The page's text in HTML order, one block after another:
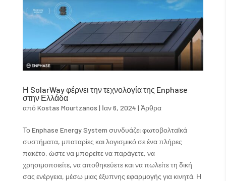
Η SolarWay φέρνει την τεχνολογία της Enphase
στην Ελλάδα
απόKostas Mourtzanos | Ιαν 6, 2024 | Άρθρα
Το Enphase Energy System συνδυάζει φωτοβολταϊκά
συστήματα, μπαταρίες και λογισμικό σε ένα πλήρες
πακέτο, ώστε να μπορείτε να παράγετε, να
χρησιμοποιείτε, να αποθηκεύετε και να πωλείτε τη δική
σας ενέργεια, μέσω μιας έξυπνης εφαρμογής για κινητά. Η